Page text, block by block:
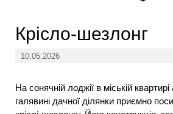
Крісло-шезлонг
10.05.2026
На сонячній лоджії в міській
галявині дачної ділянки приємно